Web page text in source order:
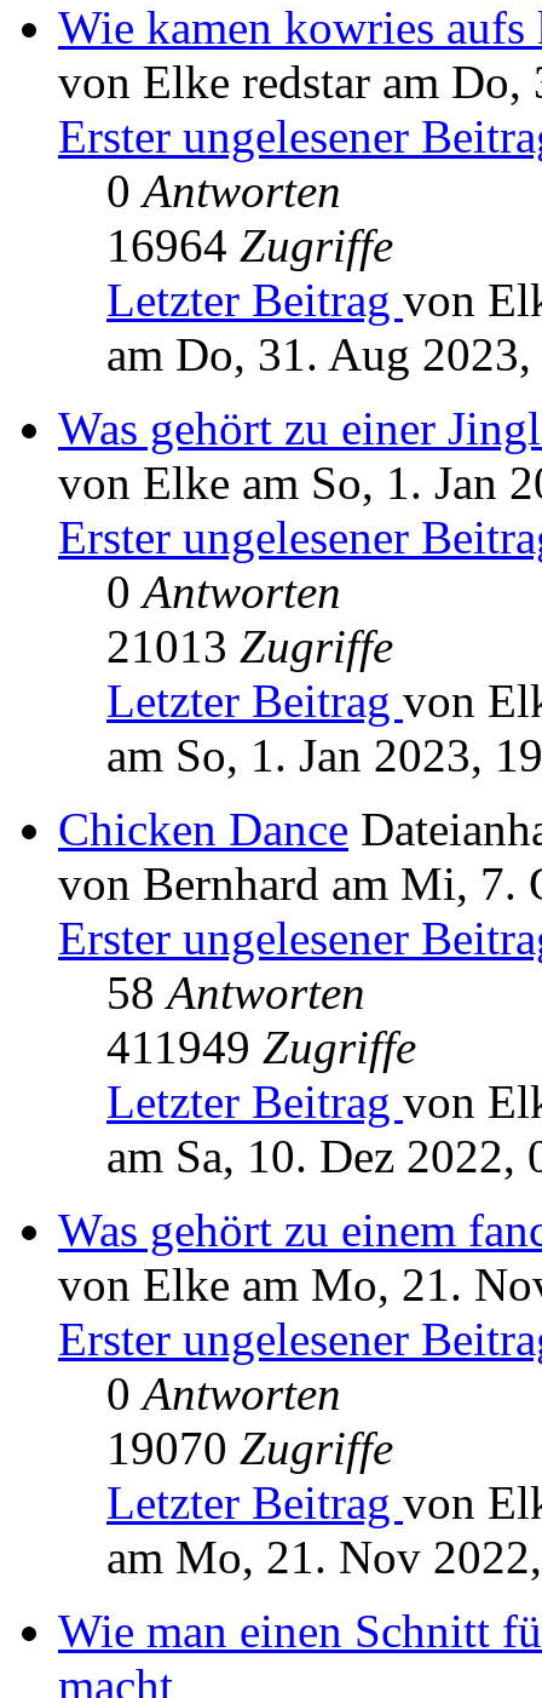
Wie kamen kowries
von Elke redstar am
Erster ungelesener
0Antworten
16964 Zugriffe
Letzter Beitrag von
am Do, 31. Aug
Was gehört zu einer
von Elke am So, 1. Jan
Erster ungelesener
0Antworten
21013 Zugriffe
Letzter Beitrag von
am So, 1. Jan 2023,
Chicken Dance
von Bernhard am Mi, 7.
Erster ungelesener
58Antworten
411949 Zugriffe
Letzter Beitrag von
am Sa, 10. Dez 2022,
Was gehört zu einem
von Elke am Mo, 21.
Erster ungelesener
0Antworten
19070 Zugriffe
Letzter Beitrag von
am Mo, 21. Nov
Wie man einen Schnitt
macht